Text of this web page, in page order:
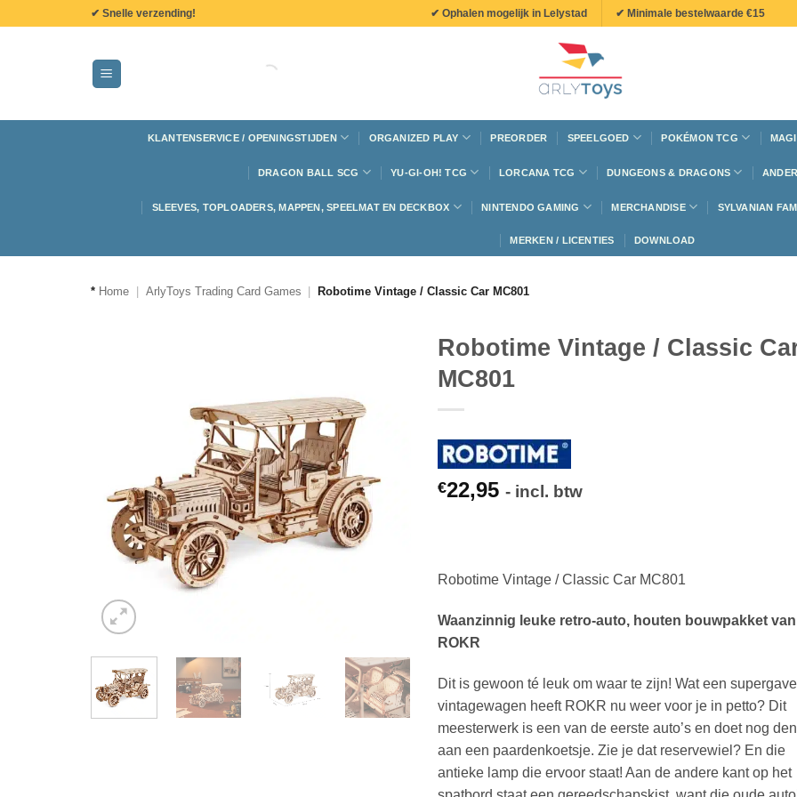
✔ Snelle verzending! ✔ Ophalen mogelijk in Lelystad ✔ Minimale bestelwaarde €15
KLANTENSERVICE / OPENINGSTIJDEN ORGANIZED PLAY PREORDER SPEELGOED POKÉMON TCG
DRAGON BALL SCG YU-GI-OH! TCG LORCANA TCG DUNGEONS & DRAGONS
SLEEVES, TOPLOADERS, MAPPEN, SPEELMAT EN DECKBOX NINTENDO GAMING MERCHANDISE SYLVANIAN
MERKEN / LICENTIES DOWNLOAD
* Home ArlyToys Trading Card Games Robotime Vintage / Classic Car MC801
Robotime Vintage / Classic
MC801
€22,95 - incl. btw
Robotime Vintage / Classic Car MC801
Waanzinnig leuke retro-auto, houten bouwpakket van
ROKR
Dit is gewoon té leuk om waar te zijn! Wat een supergave
vintagewagen heeft ROKR nu weer voor je in petto? Dit
meesterwerk is een van de eerste auto’s en doet nog
aan een paardenkoetsje. Zie je dat reservewiel? En die
antieke lamp die ervoor staat! Aan de andere kant op het